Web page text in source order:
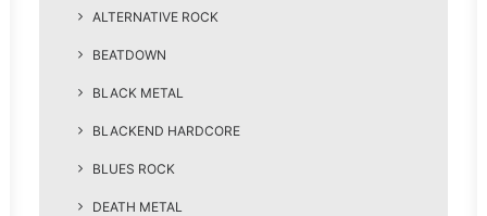
ALTERNATIVE ROCK
BEATDOWN
BLACK METAL
BLACKEND HARDCORE
BLUES ROCK
DEATH METAL